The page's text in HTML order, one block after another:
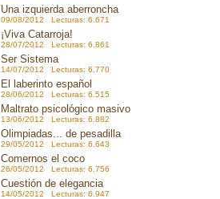
Una izquierda aberroncha
09/08/2012 Lecturas: 6.671
¡Viva Catarroja!
28/07/2012 Lecturas: 6.861
Ser Sistema
14/07/2012 Lecturas: 6.770
El laberinto español
28/06/2012 Lecturas: 6.515
Maltrato psicológico masivo
13/06/2012 Lecturas: 6.882
Olimpiadas... de pesadilla
29/05/2012 Lecturas: 6.643
Comernos el coco
26/05/2012 Lecturas: 6.756
Cuestión de elegancia
14/05/2012 Lecturas: 6.947